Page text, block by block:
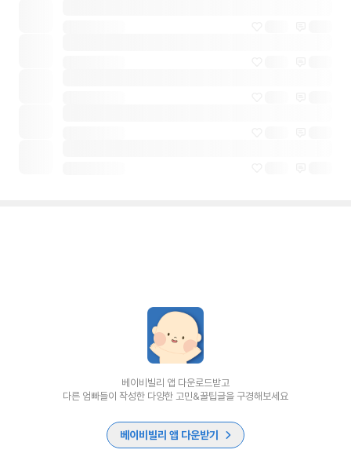
베이비빌리 앱 다운로드받고
다른 엄빠들이 작성한 다양한 고민&꿀팁글을 구경해보세요
베이비빌리 앱 다운받기